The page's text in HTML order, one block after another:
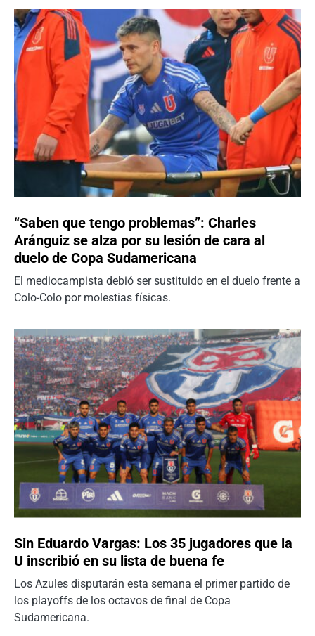
“Saben que tengo problemas”: Charles
Aránguiz se alza por su lesión de cara al
duelo de Copa Sudamericana
El mediocampista debió ser sustituido en el duelo frente a
Colo-Colo por molestias físicas.
Sin Eduardo Vargas: Los 35 jugadores que la
U inscribió en su lista de buena fe
Los Azules disputarán esta semana el primer partido de
los playoffs de los octavos de final de Copa
Sudamericana.